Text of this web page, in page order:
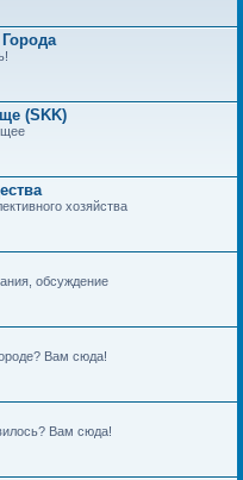
(SKK)
хозяйства
обсуждение
Вам сюда!
Вам сюда!